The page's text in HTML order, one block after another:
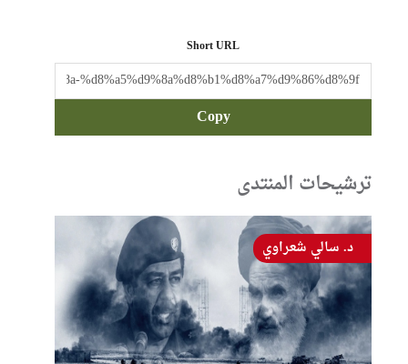
Short URL
Copy
ترشيحات المنتدى
د. سالي شعراوي